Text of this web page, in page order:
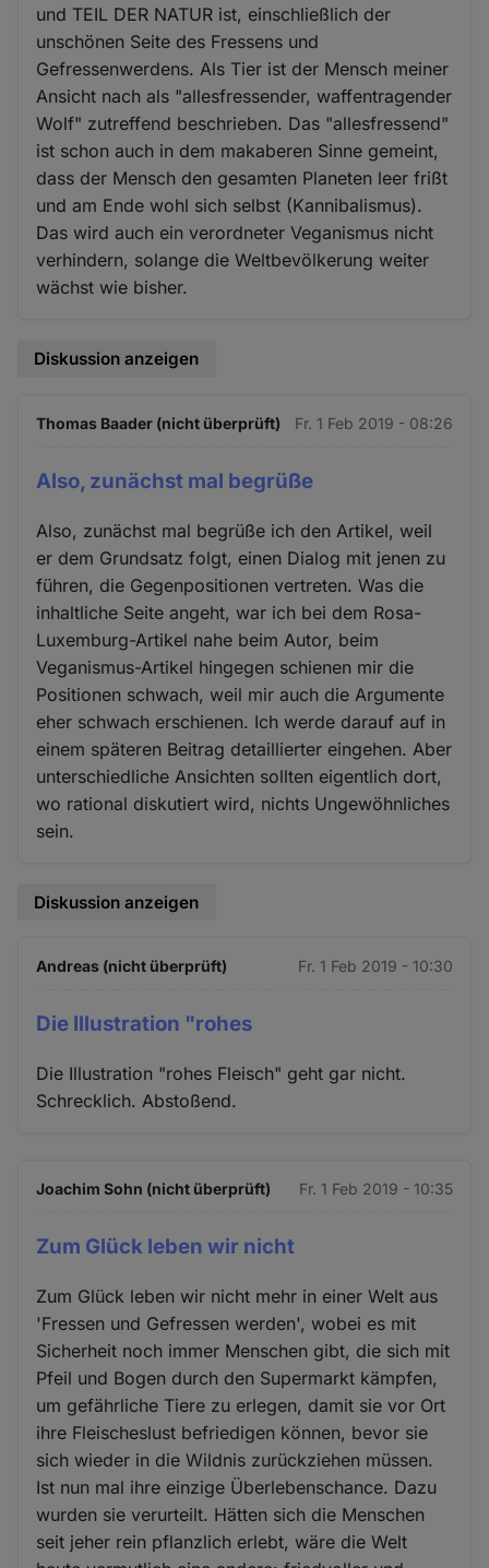
und TEIL DER NATUR ist, einschließlich der
unschönen Seite des Fressens und
Gefressenwerdens. Als Tier ist der Mensch meiner
Ansicht nach als "allesfressender, waffentragender
Wolf" zutreffend beschrieben. Das "allesfressend"
ist schon auch in dem makaberen Sinne gemeint,
dass der Mensch den gesamten Planeten leer frißt
und am Ende wohl sich selbst (Kannibalismus).
Das wird auch ein verordneter Veganismus nicht
verhindern, solange die Weltbevölkerung weiter
wächst wie bisher.
Diskussion anzeigen
Thomas Baader (nicht überprüft) Fr. 1 Feb 2019 - 08:26
Also, zunächst mal begrüße
Also, zunächst mal begrüße ich den Artikel, weil
er dem Grundsatz folgt, einen Dialog mit jenen zu
führen, die Gegenpositionen vertreten. Was die
inhaltliche Seite angeht, war ich bei dem Rosa-
Luxemburg-Artikel nahe beim Autor, beim
Veganismus-Artikel hingegen schienen mir die
Positionen schwach, weil mir auch die Argumente
eher schwach erschienen. Ich werde darauf auf in
einem späteren Beitrag detaillierter eingehen. Aber
unterschiedliche Ansichten sollten eigentlich dort,
wo rational diskutiert wird, nichts Ungewöhnliches
sein.
Diskussion anzeigen
Andreas (nicht überprüft) Fr. 1 Feb 2019 - 10:30
Die Illustration "rohes
Die Illustration "rohes Fleisch" geht gar nicht.
Schrecklich. Abstoßend.
Joachim Sohn (nicht überprüft) Fr. 1 Feb 2019 - 10:35
Zum Glück leben wir nicht
Zum Glück leben wir nicht mehr in einer Welt aus
'Fressen und Gefressen werden', wobei es mit
Sicherheit noch immer Menschen gibt, die sich mit
Pfeil und Bogen durch den Supermarkt kämpfen,
um gefährliche Tiere zu erlegen, damit sie vor Ort
ihre Fleischeslust befriedigen können, bevor sie
sich wieder in die Wildnis zurückziehen müssen.
Ist nun mal ihre einzige Überlebenschance. Dazu
wurden sie verurteilt. Hätten sich die Menschen
seit jeher rein pflanzlich erlebt, wäre die Welt